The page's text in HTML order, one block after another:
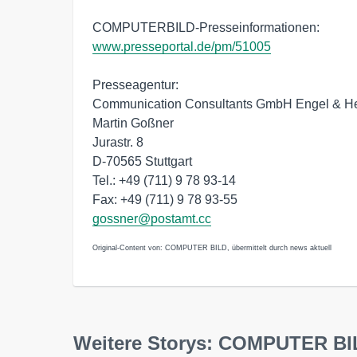
COMPUTERBILD-Presseinformationen:
www.presseportal.de/pm/51005
Presseagentur:
Communication Consultants GmbH Engel &
Martin Goßner
Jurastr. 8
D-70565 Stuttgart
Tel.: +49 (711) 9 78 93-14
Fax: +49 (711) 9 78 93-55
gossner@postamt.cc
Original-Content von: COMPUTER BILD, übermittelt durch news aktuell
Weitere Storys: COMPUTER